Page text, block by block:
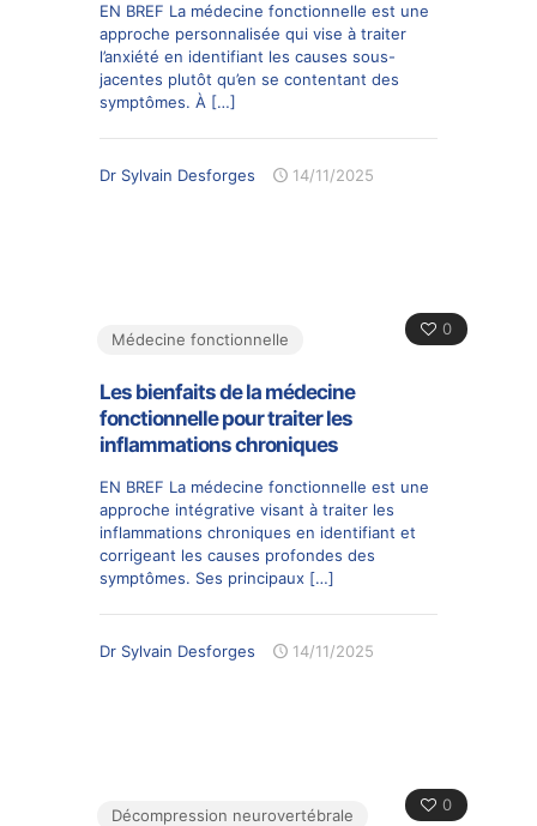
EN BREF La médecine fonctionnelle est une
approche personnalisée qui vise à traiter
l’anxiété en identifiant les causes sous-
jacentes plutôt qu’en se contentant des
symptômes. À […]
Dr Sylvain Desforges 14/11/2025
0
Médecine fonctionnelle
Les bienfaits de la médecine
fonctionnelle pour traiter les
inflammations chroniques
EN BREF La médecine fonctionnelle est une
approche intégrative visant à traiter les
inflammations chroniques en identifiant et
corrigeant les causes profondes des
symptômes. Ses principaux […]
Dr Sylvain Desforges 14/11/2025
0
Décompression neurovertébrale